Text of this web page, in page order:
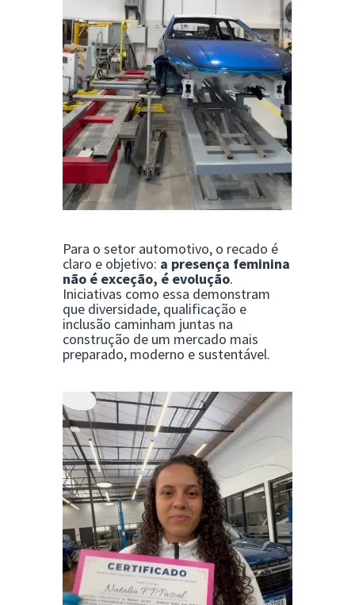
Para o setor automotivo, o recado é
claro e objetivo: a presença feminina
não é exceção, é evolução.
Iniciativas como essa demonstram
que diversidade, qualificação e
inclusão caminham juntas na
construção de um mercado mais
preparado, moderno e sustentável.